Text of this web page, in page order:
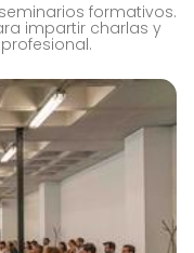
formativos.
impartir charlas y